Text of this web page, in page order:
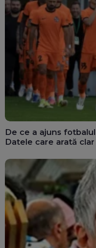
De ce a ajuns
Datele care arată